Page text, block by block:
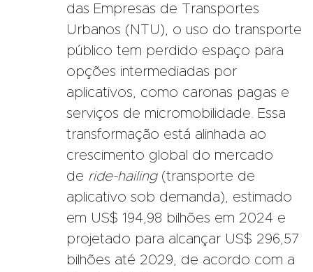
das Empresas de Transportes
Urbanos (NTU), o uso do transporte
público tem perdido espaço para
opções intermediadas por
aplicativos, como caronas pagas e
serviços de micromobilidade. Essa
transformação está alinhada ao
crescimento global do mercado
de ride-hailing (transporte de
aplicativo sob demanda), estimado
em US$ 194,98 bilhões em 2024 e
projetado para alcançar US$ 296,57
bilhões até 2029, de acordo com a